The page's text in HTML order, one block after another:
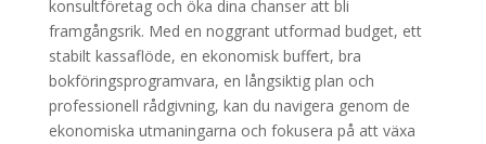
konsultföretag och öka dina chanser att bli
framgångsrik. Med en noggrant utformad budget, ett
stabilt kassaflöde, en ekonomisk buffert, bra
bokföringsprogramvara, en långsiktig plan och
professionell rådgivning, kan du navigera genom de
ekonomiska utmaningarna och fokusera på att växa